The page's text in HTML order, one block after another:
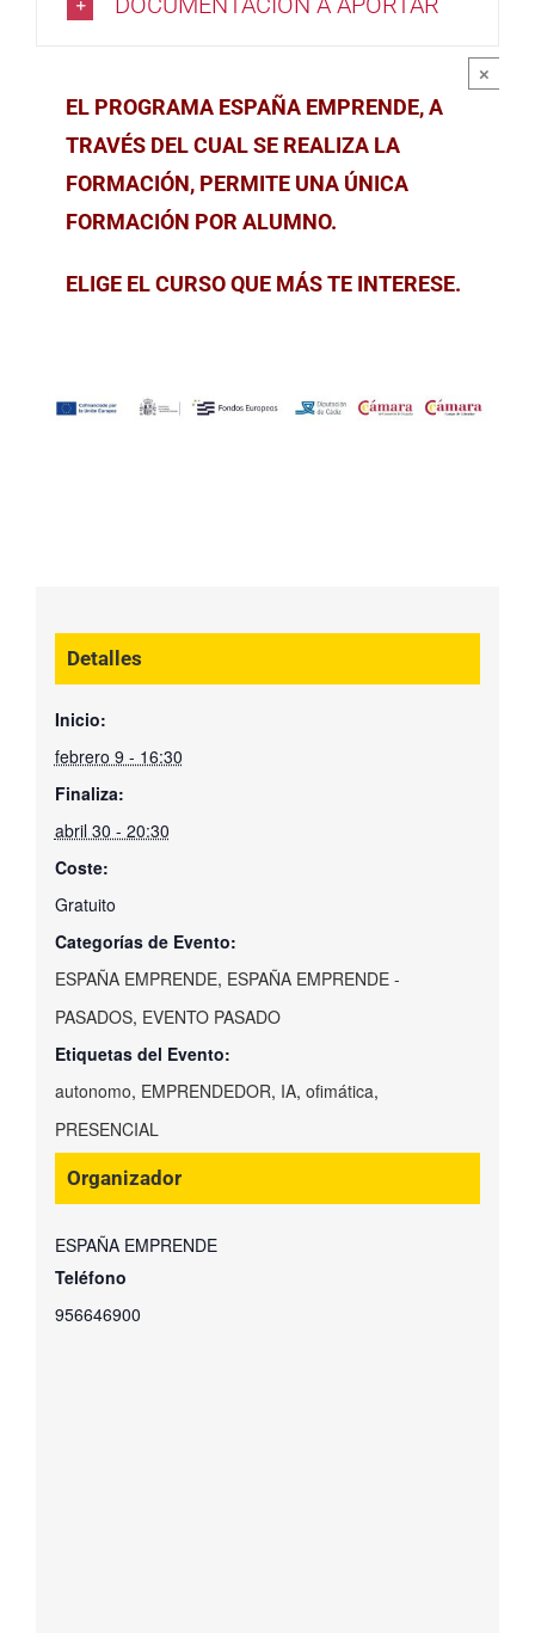
EL PROGRAMA ESPAÑA EMPRENDE, A
TRAVÉS DEL CUAL SE REALIZA LA
FORMACIÓN, PERMITE UNA ÚNICA
FORMACIÓN POR ALUMNO.
ELIGE EL CURSO QUE MÁS TE INTERESE.
×
Detalles
Inicio:
febrero 9 - 16:30
Finaliza:
abril 30 - 20:30
Coste:
Gratuito
Categorías de Evento:
ESPAÑA EMPRENDE, ESPAÑA EMPRENDE -
PASADOS, EVENTO PASADO
Etiquetas del Evento:
autonomo, EMPRENDEDOR, IA, ofimática,
PRESENCIAL
Organizador
ESPAÑA EMPRENDE
Teléfono
956646900